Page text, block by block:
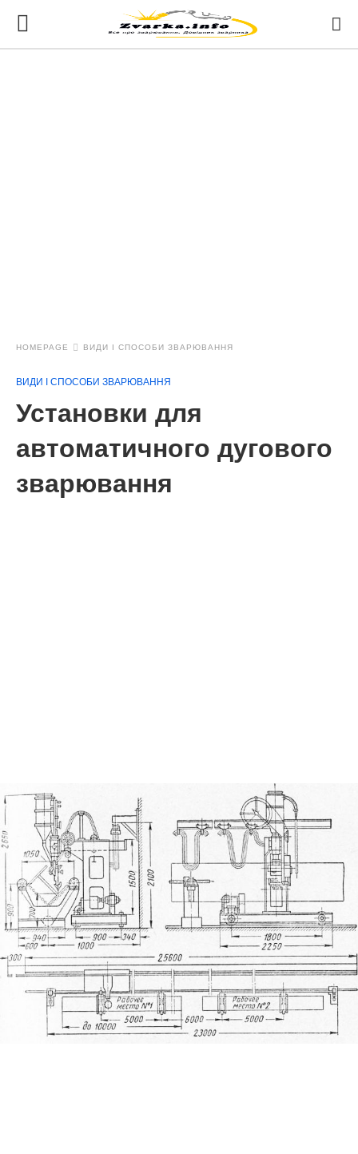
HOMEPAGE ВИДИ І СПОСОБИ ЗВАРЮВАННЯ
ВИДИ І СПОСОБИ ЗВАРЮВАННЯ
Установки для
автоматичного дугового
зварювання